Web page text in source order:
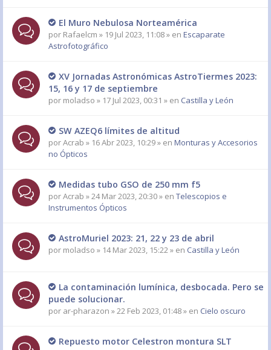
El Muro Nebulosa Norteamérica
por Rafaelcm » 19 Jul 2023, 11:08 » en Escaparate
Astrofotográfico
XV Jornadas Astronómicas AstroTiermes 2023:
15, 16 y 17 de septiembre
por moladso » 17 Jul 2023, 00:31 » en Castilla y León
SW AZEQ6 límites de altitud
porAcrab » 16 Abr 2023, 10:29 » en Monturas y Accesorios
no Ópticos
Medidas tubo GSO de 250 mm f5
porAcrab » 24 Mar 2023, 20:30 » en Telescopios e
Instrumentos Ópticos
AstroMuriel 2023: 21, 22 y 23 de abril
por moladso » 14 Mar 2023, 15:22 » en Castilla y León
La contaminación lumínica, desbocada. Pero se
puede solucionar.
por ar-pharazon » 22 Feb 2023, 01:48 » en Cielo oscuro
Repuesto motor Celestron montura SLT